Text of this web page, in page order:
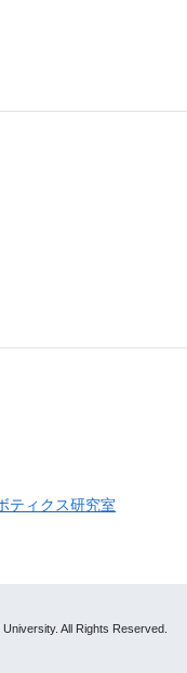
ティクス研究室
All Rights Reserved.